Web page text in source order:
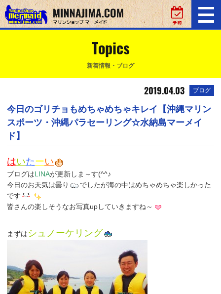
Topics
新着情報・ブログ
2019.04.03 ブログ
今日のゴリチョもめちゃめちゃキレイ【沖縄マリン
スポーツ・沖縄パラセーリング☆水納島マーメイ
ド】
はいたーい
ブログはLINAが更新しま～す(^^♪
今日のお天気は曇り
でしたが海の中はめちゃめちゃ楽しかった
です
皆さんの楽しそうなお写真upしていきますね～
まずはシュノーケリング